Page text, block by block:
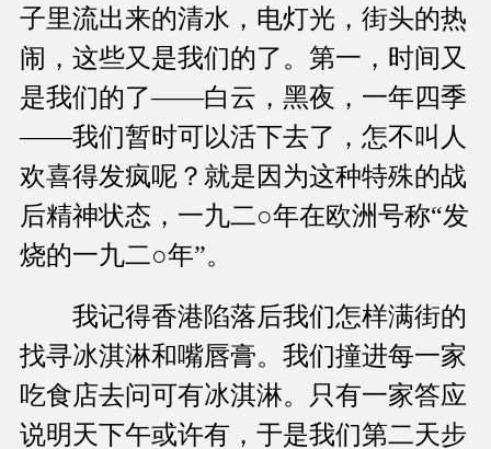
子里流出来的清水，电灯光，街头的热
闹，这些又是我们的了。第一，时间又
是我们的了——白云，黑夜，一年四季
——我们暂时可以活下去了，怎不叫人
欢喜得发疯呢？就是因为这种特殊的战
后精神状态，一九二○年在欧洲号称“发
烧的一九二○年”。
我记得香港陷落后我们怎样满街的
找寻冰淇淋和嘴唇膏。我们撞进每一家
吃食店去问可有冰淇淋。只有一家答应
说明天下午或许有，于是我们第二天步